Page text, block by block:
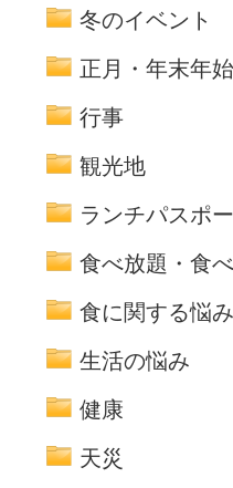
冬のイベント
正月・年末年
行事
観光地
ランチパスポ
食べ放題・食
食に関する悩み
生活の悩み
健康
天災